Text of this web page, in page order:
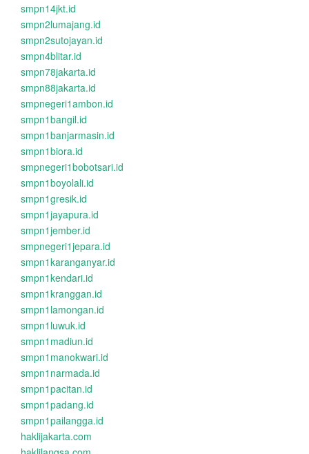
smpn14jkt.id
smpn2lumajang.id
smpn2sutojayan.id
smpn4blitar.id
smpn78jakarta.id
smpn88jakarta.id
smpnegeri1ambon.id
smpn1bangil.id
smpn1banjarmasin.id
smpn1biora.id
smpnegeri1bobotsari.id
smpn1boyolali.id
smpn1gresik.id
smpn1jayapura.id
smpn1jember.id
smpnegeri1jepara.id
smpn1karanganyar.id
smpn1kendari.id
smpn1kranggan.id
smpn1lamongan.id
smpn1luwuk.id
smpn1madiun.id
smpn1manokwari.id
smpn1narmada.id
smpn1pacitan.id
smpn1padang.id
smpn1pailangga.id
haklijakarta.com